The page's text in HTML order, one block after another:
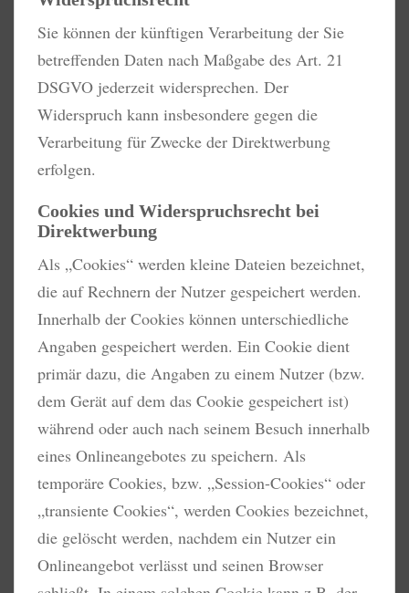
Sie können der künftigen Verarbeitung der Sie
betreffenden Daten nach Maßgabe des Art. 21
DSGVO jederzeit widersprechen. Der
Widerspruch kann insbesondere gegen die
Verarbeitung für Zwecke der Direktwerbung
erfolgen.
Cookies und Widerspruchsrecht bei
Direktwerbung
Als „Cookies“ werden kleine Dateien bezeichnet,
die auf Rechnern der Nutzer gespeichert werden.
Innerhalb der Cookies können unterschiedliche
Angaben gespeichert werden. Ein Cookie dient
primär dazu, die Angaben zu einem Nutzer (bzw.
dem Gerät auf dem das Cookie gespeichert ist)
während oder auch nach seinem Besuch innerhalb
eines Onlineangebotes zu speichern. Als
temporäre Cookies, bzw. „Session-Cookies“ oder
„transiente Cookies“, werden Cookies bezeichnet,
die gelöscht werden, nachdem ein Nutzer ein
Onlineangebot verlässt und seinen Browser